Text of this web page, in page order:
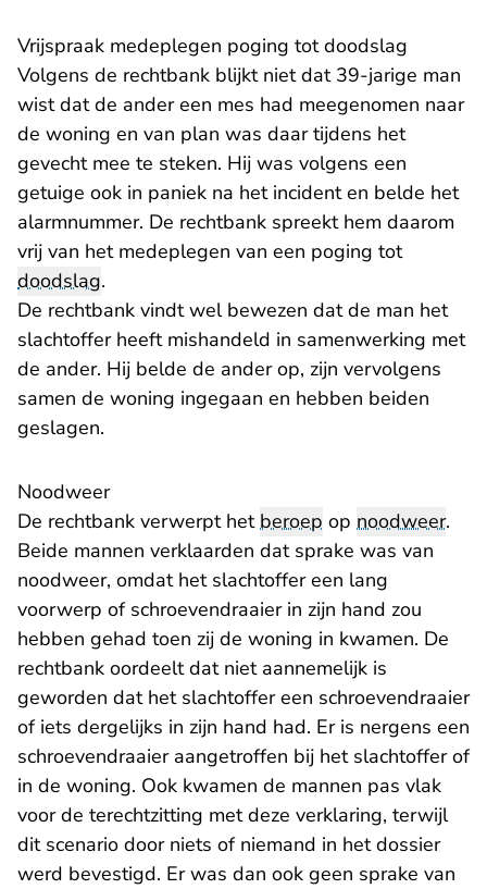
Vrijspraak medeplegen poging tot doodslag
Volgens de rechtbank blijkt niet dat 39-jarige man
wist dat de ander een mes had meegenomen naar
de woning en van plan was daar tijdens het
gevecht mee te steken. Hij was volgens een
getuige ook in paniek na het incident en belde het
alarmnummer. De rechtbank spreekt hem daarom
vrij van het medeplegen van een poging tot
doodslag.
De rechtbank vindt wel bewezen dat de man het
slachtoffer heeft mishandeld in samenwerking met
de ander. Hij belde de ander op, zijn vervolgens
samen de woning ingegaan en hebben beiden
geslagen.
Noodweer
De rechtbank verwerpt hetberoep op noodweer.
Beide mannen verklaarden dat sprake was van
noodweer, omdat het slachtoffer een lang
voorwerp of schroevendraaier in zijn hand zou
hebben gehad toen zij de woning in kwamen. De
rechtbank oordeelt dat niet aannemelijk is
geworden dat het slachtoffer een schroevendraaier
of iets dergelijks in zijn hand had. Er is nergens een
schroevendraaier aangetroffen bij het slachtoffer of
in de woning. Ook kwamen de mannen pas vlak
voor de terechtzitting met deze verklaring, terwijl
dit scenario door niets of niemand in het dossier
werd bevestigd. Er was dan ook geen sprake van